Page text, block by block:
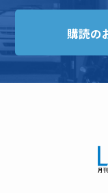
購読の